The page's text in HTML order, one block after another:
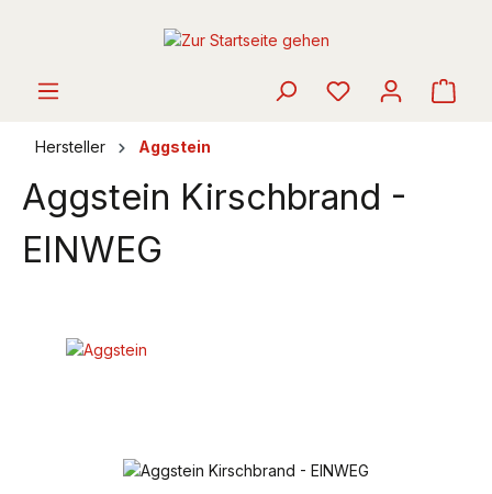
Hersteller Aggstein
Aggstein Kirschbrand -
EINWEG
Bildergalerie überspringen